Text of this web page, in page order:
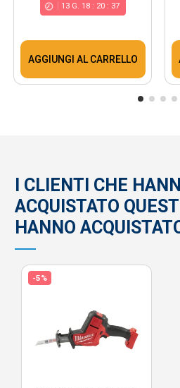
13 G. 18 : 20 : 36
AGGIUNGI AL CARRELLO
I CLIENTI CHE
ACQUISTATO
HANNO
-5%